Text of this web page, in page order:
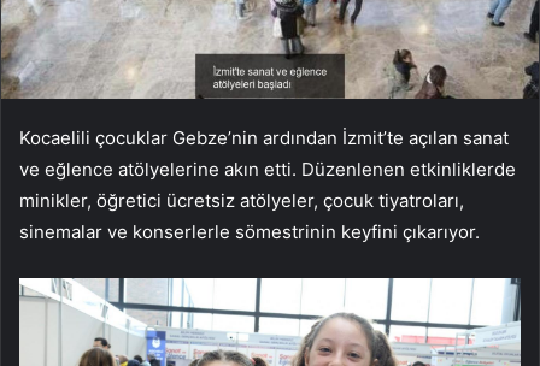
Kocaelili çocuklar Gebze’nin ardından İzmit’te açılan sanat
ve eğlence atölyelerine akın etti. Düzenlenen etkinliklerde
minikler, öğretici ücretsiz atölyeler, çocuk tiyatroları,
sinemalar ve konserlerle sömestrinin keyfini çıkarıyor.